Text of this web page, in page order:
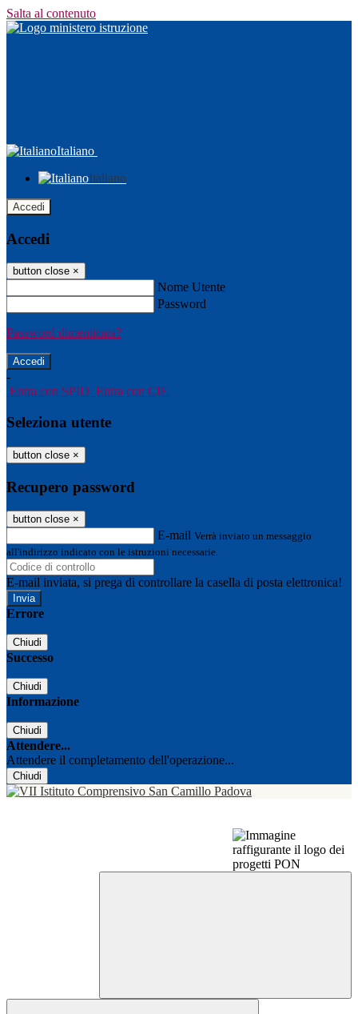
Salta al contenuto
Italiano
Italiano
Accedi
Accedi
button close ×
Nome Utente
Password
Password dimenticata?
-
Entra con SPID Entra con CIE
Seleziona utente
button close ×
Recupero password
button close ×
E-mail Verrà inviato un messaggio
all'indirizzo indicato con le istruzioni necessarie.
E-mail inviata, si prega di controllare la casella di posta elettronica!
Errore
Chiudi
Successo
Chiudi
Informazione
Chiudi
Attendere...
Attendere il completamento dell'operazione...
Chiudi